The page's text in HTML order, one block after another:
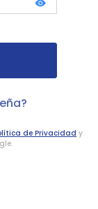
de Privacidad y